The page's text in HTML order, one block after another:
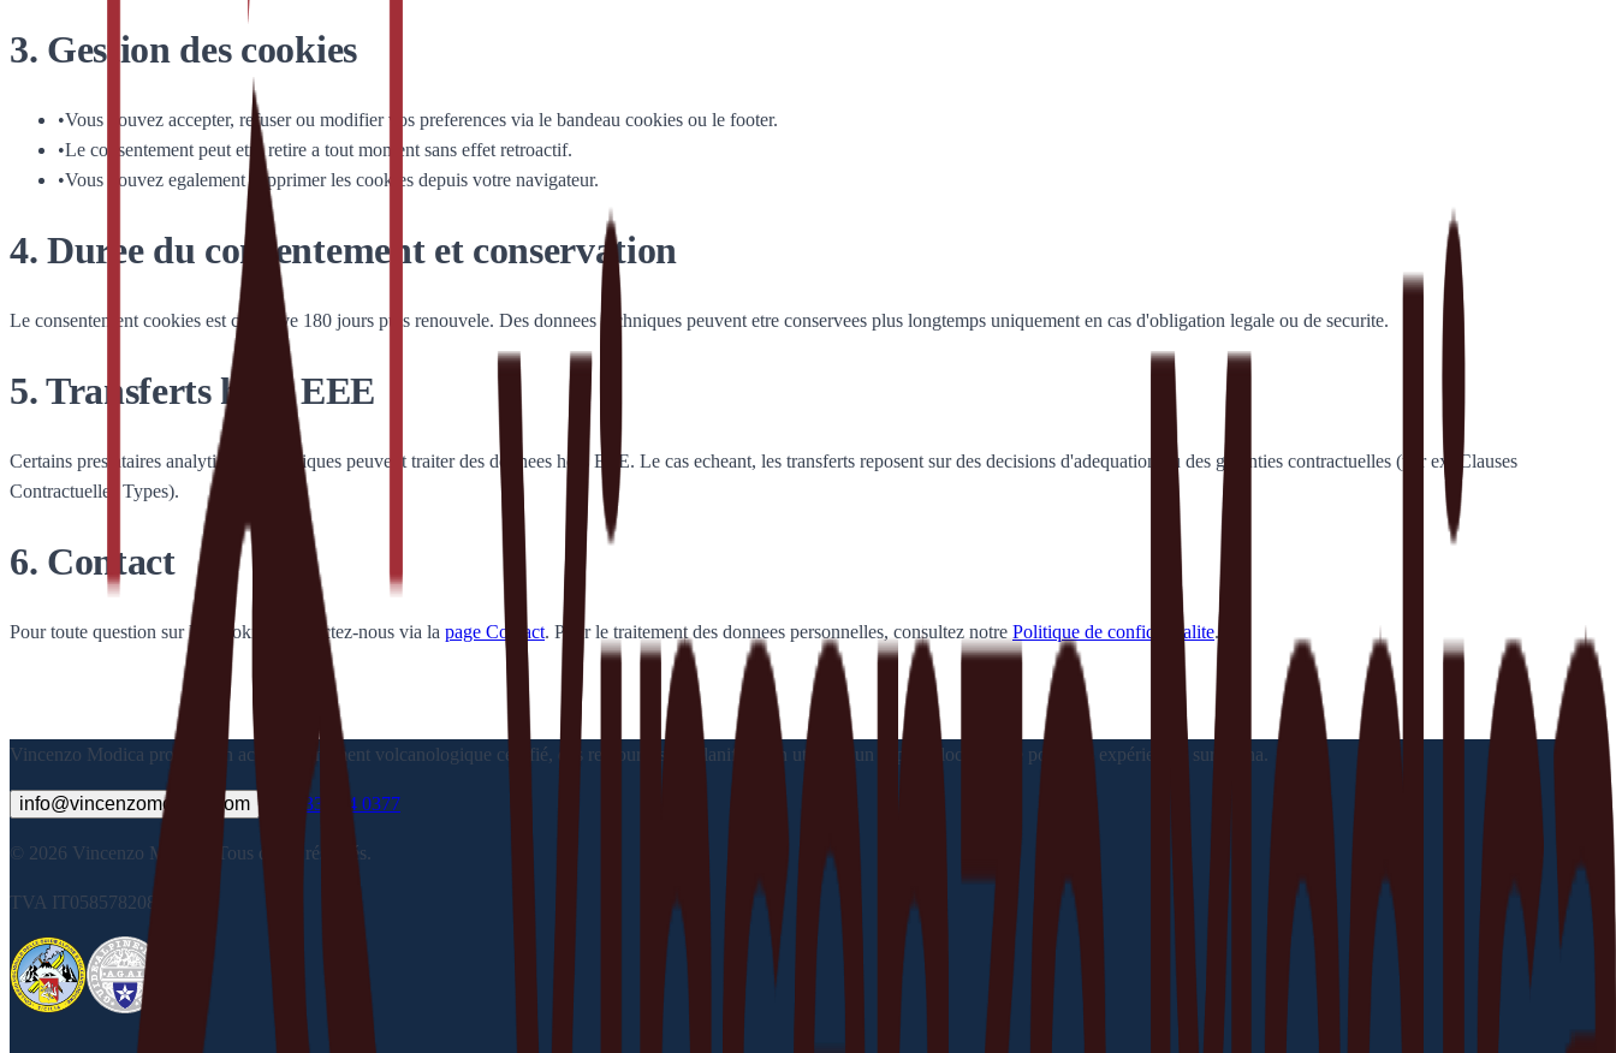
3. Gestion des cookies
•Vous pouvez accepter, refuser ou modifier vos preferences via le bandeau cookies ou le footer.
•Le consentement peut etre retire a tout moment sans effet retroactif.
•Vous pouvez egalement supprimer les cookies depuis votre navigateur.
4. Duree du consentement et conservation
Le consentement cookies est conserve 180 jours puis renouvele. Des donnees techniques peuvent etre conservees plus longtemps uniquement en cas d'obligation legale ou de securite.
5. Transferts hors EEE
Certains prestataires analytics ou techniques peuvent traiter des donnees hors EEE. Le cas echeant, les transferts reposent sur des decisions d'adequation ou des garanties contractuelles (par ex. Clauses
Contractuelles Types).
6. Contact
Pour toute question sur les cookies, contactez-nous via la page Contact. Pour le traitement des donnees personnelles, consultez notre Politique de confidentialite.
Vincenzo Modica propose un accompagnement volcanologique certifié, des ressources de planification utiles et un support local fiable pour vos expériences sur l'Etna.
info@vincenzomodica.com +39 333 304 0377
© 2026 Vincenzo Modica. Tous droits réservés.
TVA IT05857820871